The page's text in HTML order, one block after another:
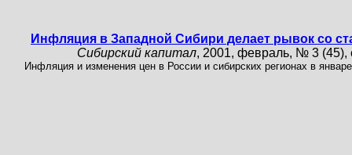
Инфляция в Западной Сибири делает рывок со
Сибирский капитал, 2001, февраль, № 3 (45),
Инфляция и изменения цен в России и сибирских регионах в